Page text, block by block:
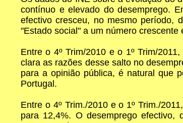
contínuo e elevado do desemprego.
efectivo cresceu, no mesmo período,
"Estado social" a um número crescente
Entre o 4º Trim/2010 e o 1º Trim/
clara as razões desse salto no
para a opinião pública, é natural que
Portugal.
Entre o 4º Trim./2010 e o 1º Trim./
para 12,4%. O desemprego